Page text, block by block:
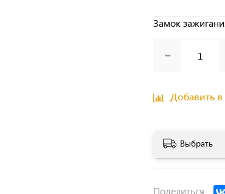
Замок
Добавить
Выбрать
Поделиться